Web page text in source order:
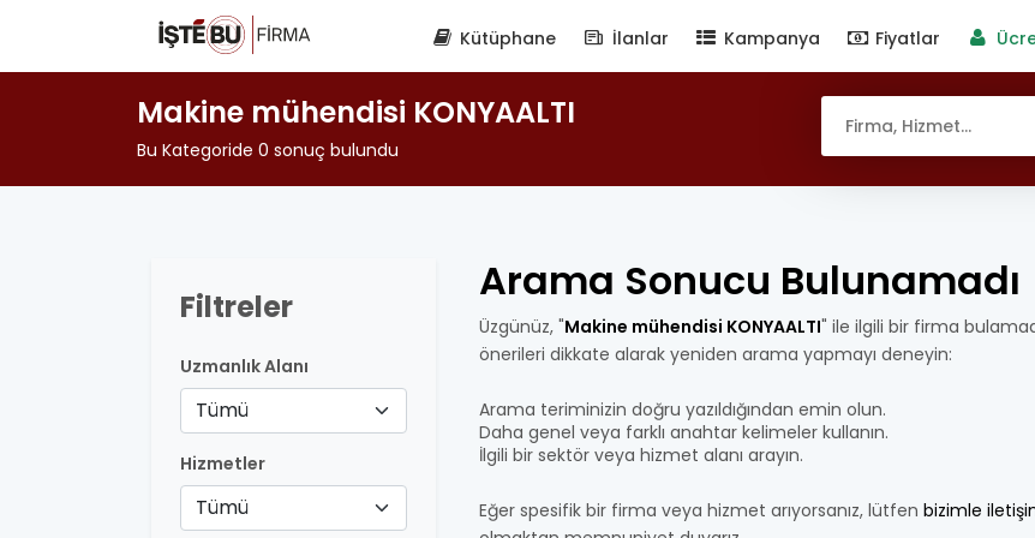
Kütüphane İlanlar Kampanya Fiyatlar
Makine mühendisi KONYAALTI
Bu Kategoride 0 sonuç bulundu
Filtreler
Uzmanlık Alanı
Tümü
Hizmetler
Tümü
Arama Sonucu Bulunamadı
Üzgünüz, "Makine mühendisi KONYAALTI" ile ilgili bir firma
önerileri dikkate alarak yeniden arama yapmayı deneyin:
Arama teriminizin doğru yazıldığından emin olun.
Daha genel veya farklı anahtar kelimeler kullanın.
İlgili bir sektör veya hizmet alanı arayın.
Eğer spesifik bir firma veya hizmet arıyorsanız, lütfen bizimle